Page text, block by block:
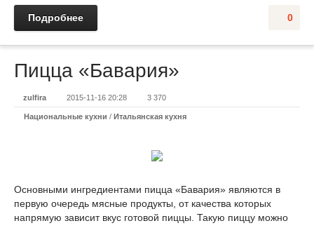
0
Подробнее
Пицца «Бавария»
zulfira 2015-11-16 20:28 3 370
Национальные кухни / Итальянская кухня
Основными ингредиентами пицца «Бавария» являются в
первую очередь мясные продукты, от качества которых
напрямую зависит вкус готовой пиццы. Такую пиццу можно